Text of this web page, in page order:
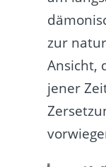
zur
Ansicht,
jener